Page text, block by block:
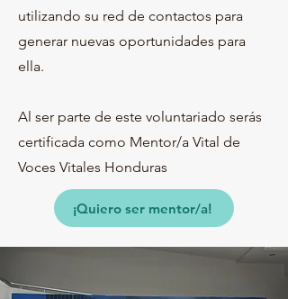
utilizando su red de contactos para
generar nuevas oportunidades para
ella.
Al ser parte de este voluntariado serás
certificada como Mentor/a Vital de
Voces Vitales Honduras
¡Quiero ser mentor/a!